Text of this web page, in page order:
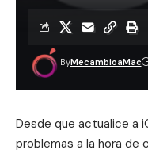
ByMecambioaMac
Desde que actualice a
problemas a la hora